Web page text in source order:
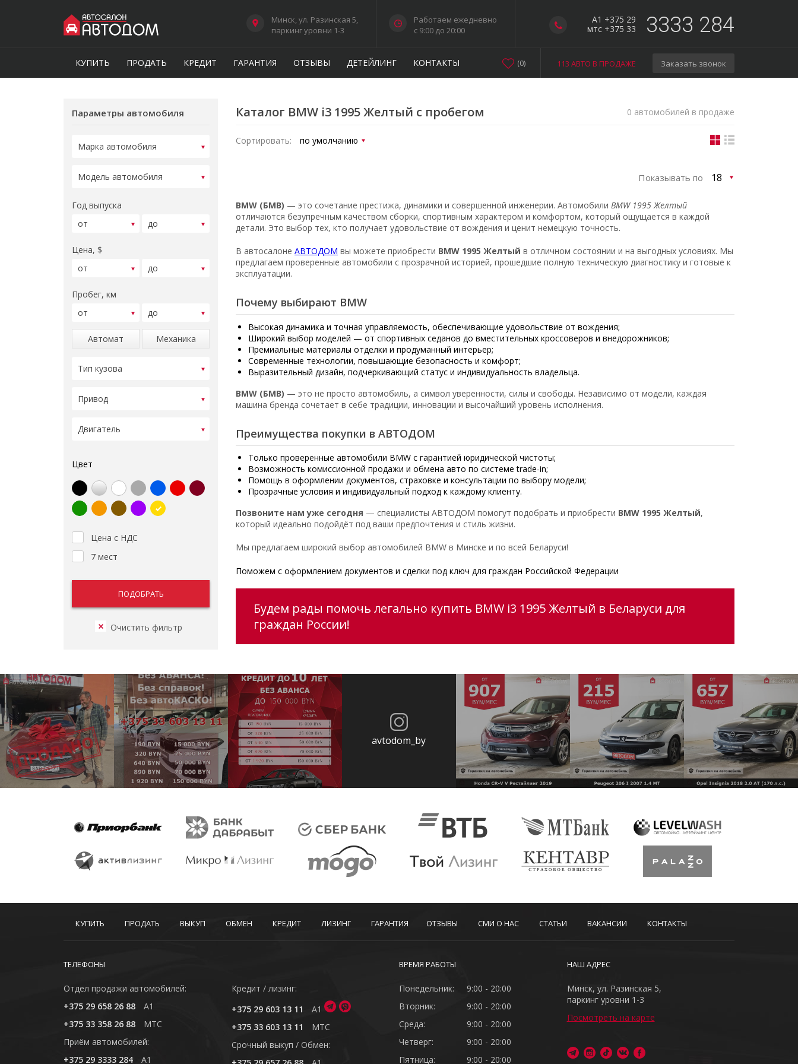
A1 +375 29
мтс +375 33
3333 284
Минск, ул. Разинская 5,
паркинг уровни 1-3
Работаем ежедневно
c 9:00 до 20:00
КУПИТЬ ПРОДАТЬ КРЕДИТ ГАРАНТИЯ ОТЗЫВЫ ДЕТЕЙЛИНГ КОНТАКТЫ 113 АВТО В ПРОДАЖЕ Заказать звонок
(0)
Параметры автомобиля
Год выпуска
Цена, $
Пробег, км
Автомат Механика
Цвет
Цена с НДС
7 мест
Каталог BMW i3 1995 Желтый с пробегом 0 автомобилей в продаже
Сортировать:
Показывать по
BMW (БМВ) — это сочетание престижа, динамики и совершенной инженерии. Автомобили BMW 1995 Желтый
отличаются безупречным качеством сборки, спортивным характером и комфортом, который ощущается в каждой
детали. Это выбор тех, кто получает удовольствие от вождения и ценит немецкую точность.
В автосалоне АВТОДОМ вы можете приобрести BMW 1995 Желтый в отличном состоянии и на выгодных условиях. Мы
предлагаем проверенные автомобили с прозрачной историей, прошедшие полную техническую диагностику и готовые к
эксплуатации.
Почему выбирают BMW
Высокая динамика и точная управляемость, обеспечивающие удовольствие от вождения;
Широкий выбор моделей — от спортивных седанов до вместительных кроссоверов и внедорожников;
Премиальные материалы отделки и продуманный интерьер;
Современные технологии, повышающие безопасность и комфорт;
Выразительный дизайн, подчеркивающий статус и индивидуальность владельца.
BMW (БМВ) — это не просто автомобиль, а символ уверенности, силы и свободы. Независимо от модели, каждая
машина бренда сочетает в себе традиции, инновации и высочайший уровень исполнения.
Преимущества покупки в АВТОДОМ
Только проверенные автомобили BMW с гарантией юридической чистоты;
Возможность комиссионной продажи и обмена авто по системе trade-in;
Помощь в оформлении документов, страховке и консультации по выбору модели;
Прозрачные условия и индивидуальный подход к каждому клиенту.
Позвоните нам уже сегодня — специалисты АВТОДОМ помогут подобрать и приобрести BMW 1995 Желтый,
который идеально подойдёт под ваши предпочтения и стиль жизни.
Мы предлагаем широкий выбор автомобилей BMW в Минске и по всей Беларуси!
Поможем с оформлением документов и сделки под ключ для граждан Российской Федерации
Будем рады помочь легально купить BMW i3 1995 Желтый в Беларуси для
граждан России!
avtodom_by
КУПИТЬ ПРОДАТЬ ВЫКУП ОБМЕН КРЕДИТ ЛИЗИНГ ГАРАНТИЯ ОТЗЫВЫ СМИ О НАС СТАТЬИ ВАКАНСИИ КОНТАКТЫ
ТЕЛЕФОНЫ
Отдел продажи автомобилей:
+375 29 658 26 88
A1
+375 33 358 26 88
MTC
Приём автомобилей:
+375 29 3333 284
A1
Кредит / лизинг:
+375 29 603 13 11
A1
+375 33 603 13 11
MTC
Cрочный выкуп / Обмен:
ВРЕМЯ РАБОТЫ
Понедельник:
9:00 - 20:00
Вторник:
9:00 - 20:00
Среда:
9:00 - 20:00
Четверг:
9:00 - 20:00
Пятница:
9:00 - 20:00
НАШ АДРЕС
Минск, ул. Разинская 5,
паркинг уровни 1-3
Посмотреть на карте